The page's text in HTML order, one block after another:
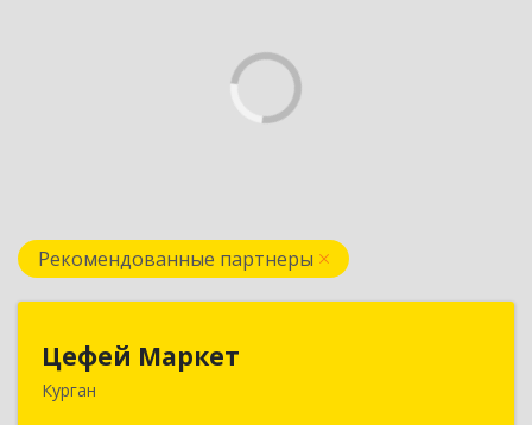
Рекомендованные партнеры
Цефей Маркет
Курган640002, Курганская обл, Курган г, М.Горького